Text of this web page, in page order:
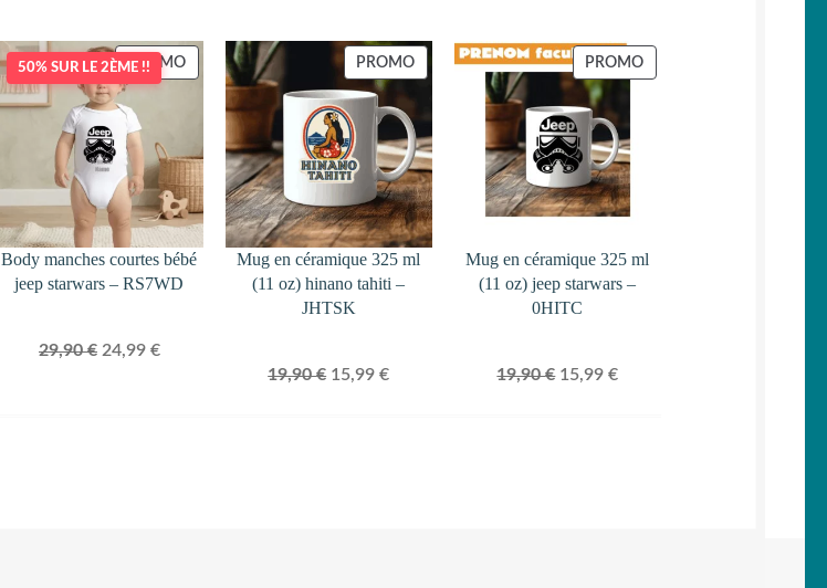
50% SUR LE 2ÈME !!PROMOPRODUIT
PROMOTION
Body manches courtes bébé
jeep starwars – RS7WD
29,90€ Le
24,99 €Le
PROMOPRODUIT
PROMOTION
Mug en céramique 325 ml
(11 oz) hinano tahiti –
JHTSK
19,90€ Le
15,99€Le
PROMOPRODUIT
Mug en céramique 325 ml
(11 oz) jeep starwars –
0HITC
19,90€ Le
15,99€Le